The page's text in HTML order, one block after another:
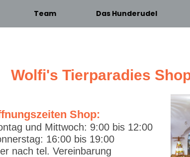
Team Das Hunderudel
Wolfi's Tierparadies
Shop:
und Mittwoch: 9:00 bis 12:00
16:00 bis 19:00
nach tel. Vereinbarung